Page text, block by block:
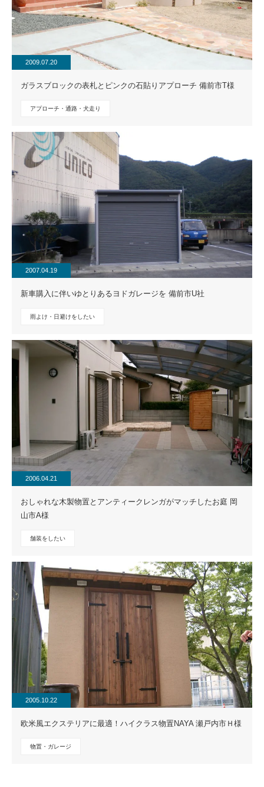
2009.07.20
ガラスブロックの表札とピンクの石貼りアプローチ 備前市T様
アプローチ・通路・犬走り
2007.04.19
新車購入に伴いゆとりあるヨドガレージを 備前市U社
雨よけ・日避けをしたい
2006.04.21
おしゃれな木製物置とアンティークレンガがマッチしたお庭 岡
山市A様
舗装をしたい
2005.10.22
欧米風エクステリアに最適！ハイクラス物置NAYA 瀬戸内市Ｈ様
物置・ガレージ